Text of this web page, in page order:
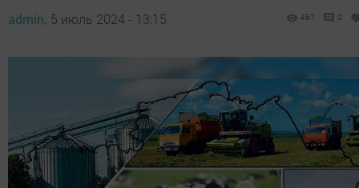
admin, 5 июль 2024 - 13:15 467 0